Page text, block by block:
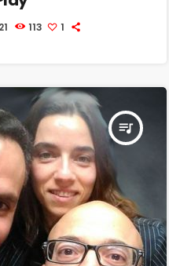
113 1
queue_music